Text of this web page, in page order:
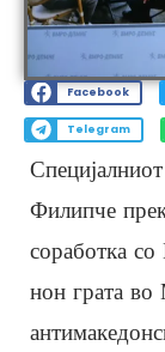
Facebook
Telegram
Филипче
соработка со
нон грата во